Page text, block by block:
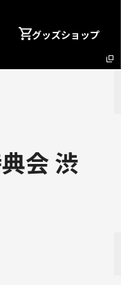
グッズショップ
会 渋